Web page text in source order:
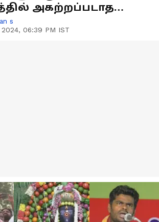
அகற்றப்படாத
s
2024, 06:39 PM IST